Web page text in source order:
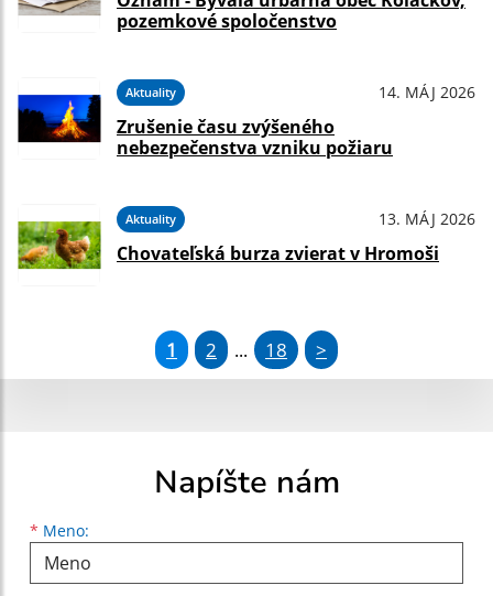
pozemkové spoločenstvo
Aktuality 14. MÁJ 2026
Zrušenie času zvýšeného
nebezpečenstva vzniku požiaru
Aktuality 13. MÁJ 2026
Chovateľská burza zvierat v Hromoši
1 2 ... 18 >
Napíšte nám
* Meno:
Meno
Priezvisko
E-mailová adresa